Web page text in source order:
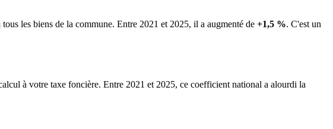
les biens de la commune. Entre 2021 et 2025, il a augmenté de +1,5 %. C'est un
à votre taxe foncière. Entre 2021 et 2025, ce coefficient national a alourdi la